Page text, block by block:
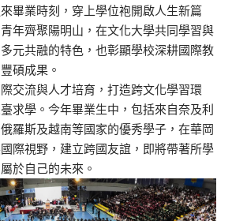
畢業時刻，穿上學位袍開啟人生新篇
年齊聚陽明山，在文化大學共同學習與
元共融的特色，也彰顯學校深耕國際教
碩成果。
交流與人才培育，打造跨文化學習環
求學。今年畢業生中，包括來自奈及利
羅斯及越南等國家的優秀學子，在華岡
際視野，建立跨國友誼，即將帶著所學
於自己的未來。